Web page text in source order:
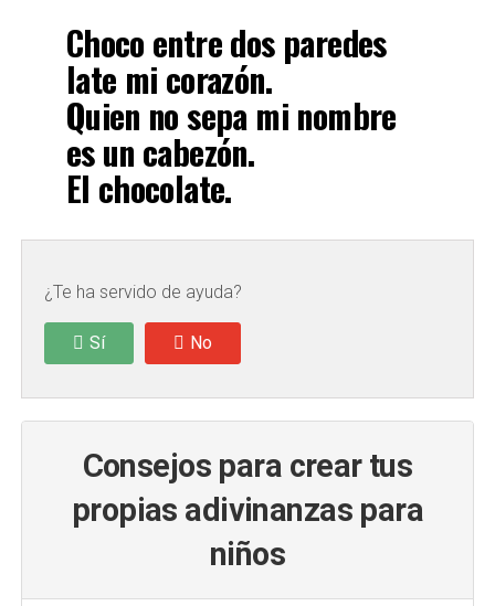
Choco entre dos paredes
late mi corazón.
Quien no sepa mi nombre
es un cabezón.
El chocolate.
¿Te ha servido de ayuda?
Sí No
Consejos para crear tus
propias adivinanzas para
niños